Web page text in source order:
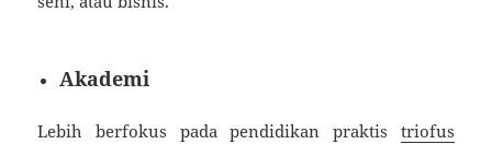
Akademi
Lebih berfokus pada pendidikan praktis triofus